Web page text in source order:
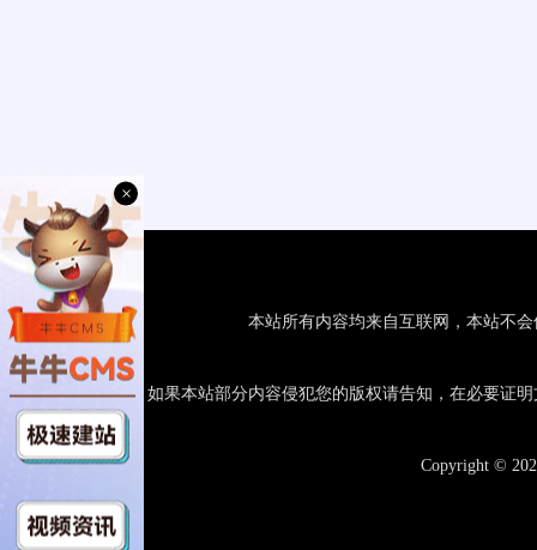
本站所有内容均来自互联网，本站不
如果本站部分内容侵犯您的版权请告知，在必要证
Copyright ©
×